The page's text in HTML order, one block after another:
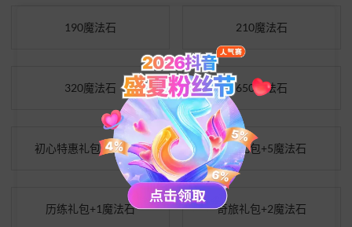
190魔法石 210魔法石
320魔法石 650魔法石
初心特惠礼包+2魔法石 冒险礼包+5魔法石
历练礼包+1魔法石 奇旅礼包+2魔法石